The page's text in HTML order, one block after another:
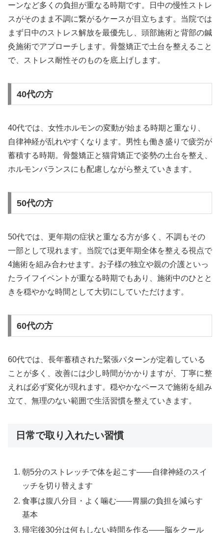
ーンなど多くの負担が重なる時期です。日中の慢性ストレ
スがそのまま不調に繋がるケースが目立ちます。当院では
まず日中のストレス解放を最優先し、頭部施術と背部の鍼
灸施術でアプローチします。骨盤矯正で土台を整えること
で、ストレス耐性そのものを底上げします。
40代の方
40代では、女性ホルモンの変動が始まる時期と重なり、
自律神経が乱れやすくなります。男性も働き盛りで疲労が
蓄積する時期。骨盤矯正と猫背矯正で姿勢の土台を整え、
ホルモンバランスにも配慮しながら整えていきます。
50代の方
50代では、更年期の症状と重なる方が多く、不調もその
一部として現れます。当院では更年期全体を整える視点で
4施術を組み合わせます。お子様の独立や親の介護といっ
たライフイベントが重なる時期でもあり、施術中のひとと
きを穏やかな時間として大切にしていただけます。
60代の方
60代では、長年蓄積された緊張パターンが定着している
ことが多く、改善には少し時間がかかりますが、丁寧に整
えれば必ず変化が現れます。穏やかなペースで施術を組み
立て、無理のない範囲で生活習慣を整えていきます。
日常で取り入れたい習慣
朝5分のストレッチで体を起こす——自律神経のスイ
ッチを切り替えます
食事は腹八分目・よく噛む——胃腸の負担を減らす
基本
帰宅後30分は何もしない時間を作る——脳をクール